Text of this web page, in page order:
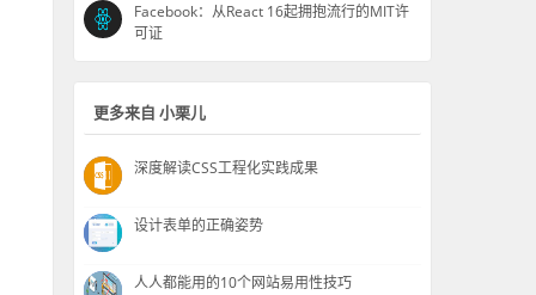
Facebook：从React 16起拥抱流行的MIT许
可证
更多来自 小栗儿
深度解读CSS工程化实践成果
设计表单的正确姿势
人人都能用的10个网站易用性技巧